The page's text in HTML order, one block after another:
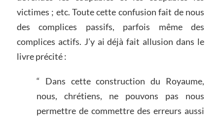
victimes ; etc. Toute cette confusion fait de nous
des complices passifs, parfois même des
complices actifs. J’y ai déjà fait allusion dans le
livre précité :
“ Dans cette construction du Royaume,
nous, chrétiens, ne pouvons pas nous
permettre de commettre des erreurs aussi